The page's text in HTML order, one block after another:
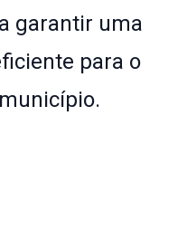
garantir uma
para o